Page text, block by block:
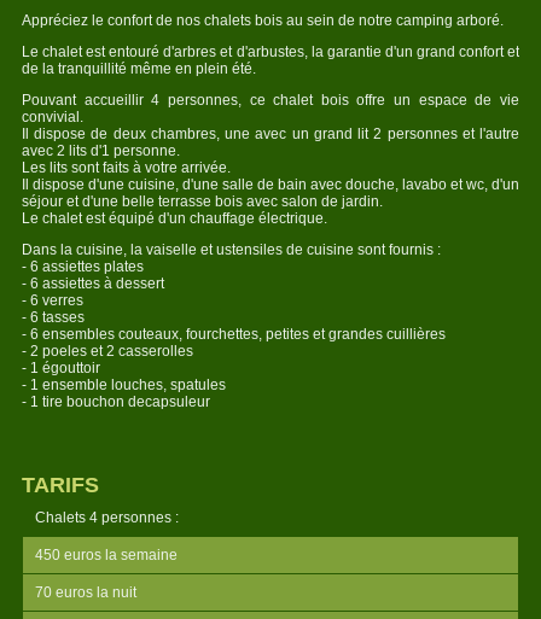
Appréciez le confort de nos chalets bois au sein de notre camping arboré.
Le chalet est entouré d'arbres et d'arbustes, la garantie d'un grand confort et
de la tranquillité même en plein été.
Pouvant accueillir 4 personnes, ce chalet bois offre un espace de vie
convivial.
Il dispose de deux chambres, une avec un grand lit 2 personnes et l'autre
avec 2 lits d'1 personne.
Les lits sont faits à votre arrivée.
Il dispose d'une cuisine, d'une salle de bain avec douche, lavabo et wc, d'un
séjour et d'une belle terrasse bois avec salon de jardin.
Le chalet est équipé d'un chauffage électrique.
Dans la cuisine, la vaiselle et ustensiles de cuisine sont fournis :
- 6 assiettes plates
- 6 assiettes à dessert
- 6 verres
- 6 tasses
- 6 ensembles couteaux, fourchettes, petites et grandes cuillières
- 2 poeles et 2 casserolles
- 1 égouttoir
- 1 ensemble louches, spatules
- 1 tire bouchon decapsuleur
TARIFS
Chalets 4 personnes :
450 euros la semaine
70 euros la nuit